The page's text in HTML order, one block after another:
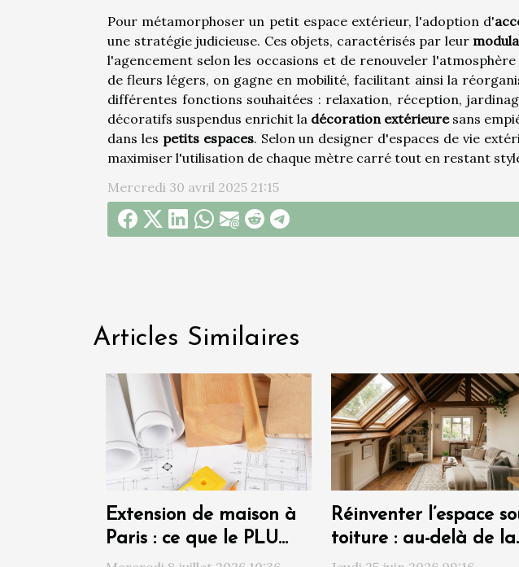
Pour métamorphoser un petit espace extérieur, l'adoption d'
une stratégie judicieuse. Ces objets, caractérisés par leur
l'agencement selon les occasions et de renouveler
de fleurs légers, on gagne en mobilité, facilitant ainsi la
différentes fonctions souhaitées : relaxation, réception,
décoratifs suspendus enrichit la décoration extérieuresans
dans les petits espaces. Selon un designer d'espaces de vie
maximiser l'utilisation de chaque mètre carré tout en restant
Mercredi 30 avril 2025 21:15
Articles Similaires
Extension de maison à
Paris : ce que le PLU
autorise (et interdit)
Réinventer l’espace
toiture : au-delà de la
simple rénovation